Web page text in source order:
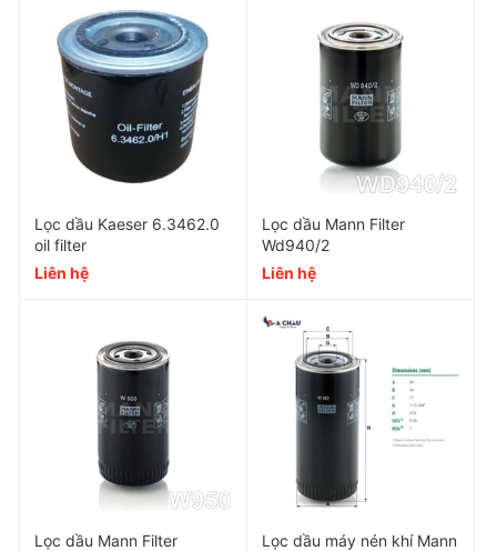
Thông số kỹ thuật của Lọc dầu
máy nén khí Ingersoll Rand
42843805
Part Number
Sử dụng cho
Máy nén khí
Lưu lượng
Độ chính xác
Cấp độ lọc
Lọc dầu Kaeser 6.3462.0
oil filter
Liên hệ
Lọc dầu Mann Filter
Wd940/2
Liên hệ
Lọc dầu Mann Filter
Lọc dầu máy nén khí Mann